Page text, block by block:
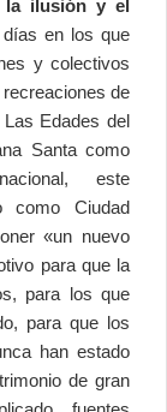
la ilusión y el
en los que
y colectivos
de
Edades del
Santa como
este
como Ciudad
«un nuevo
para que la
para los que
para que los
han estado
de gran